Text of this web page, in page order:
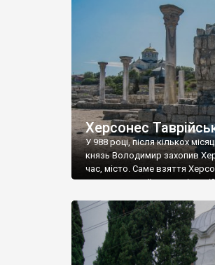
візантійської доби. Раритети
культурної спадщини ЮНЕСКО
Офіційно – на виставку
влада в Україні вважають це
Херсонес
У 988 році, після кількох
князь Володимир захопив
час, місто. Саме взяття
диктувати свої умови
Херсонесі Володимир-
християнином. А потім було
Херсонесу Таврійського